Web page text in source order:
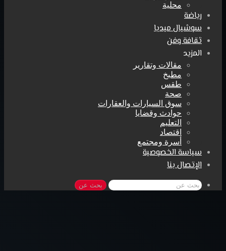
محلية
رياضة
سوشيال ميديا
ثقافة وفن
المزيد
مقالات وتقارير
مطبخ
طقس
صحة
سوق السيارات والعقارات
حوادث وقضايا
التعليم
اقتصاد
أسرة ومجتمع
سياسة الخصوصية
الإتصال بنا
بحث عن